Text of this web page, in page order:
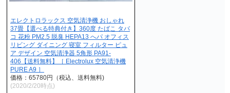
エレクトロラックス 空気清浄機 おしゃれ
37畳【選べる特典付き】360度 たばこ タバ
コ 花粉 PM2.5 脱臭 HEPA13 へパ オフィス
リビング ダイニング 寝室 フィルター ピュ
ア デザイン 空気清浄器 5角形 PA91-
406【送料無料】［ Electrolux 空気清浄機
PURE A9 ］
価格：65780円（税込、送料無料)
(2020/2/20時点)